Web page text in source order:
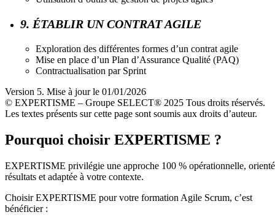
9. ÉTABLIR UN CONTRAT AGILE
Exploration des différentes formes d’un contrat agile
Mise en place d’un Plan d’Assurance Qualité (PAQ)
Contractualisation par Sprint
Version 5. Mise à jour le 01/01/2026
© EXPERTISME – Groupe SELECT® 2025 Tous droits réservés.
Les textes présents sur cette page sont soumis aux droits d’auteur.
Pourquoi choisir EXPERTISME ?
EXPERTISME privilégie une approche 100 % opérationnelle,
résultats et adaptée à votre contexte.
Choisir EXPERTISME pour votre formation Agile Scrum, c’est
bénéficier :